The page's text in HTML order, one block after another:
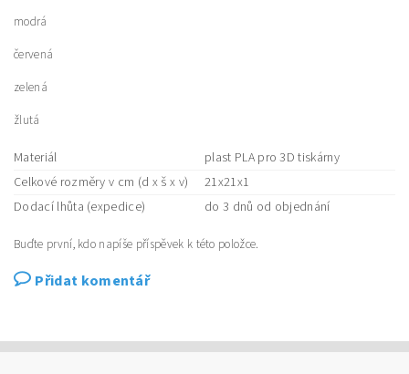
modrá
červená
zelená
žlutá
Materiál
plast PLA pro 3D tiskárny
Celkové rozměry v cm (d x š x v)
21x21x1
Dodací lhůta (expedice)
do 3 dnů od objednání
Buďte první, kdo napíše příspěvek k této položce.
Přidat komentář